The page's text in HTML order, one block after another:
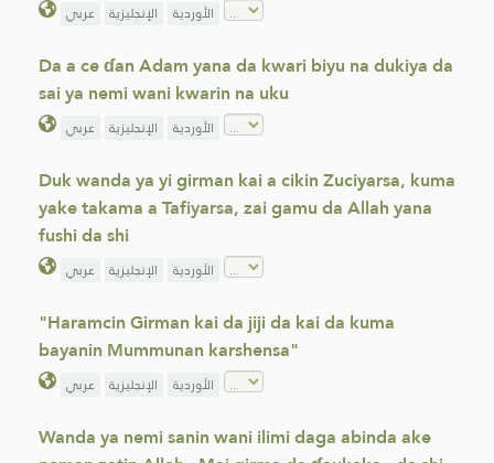
عربي الإنجليزية الأوردية
Da a ce ɗan Adam yana da kwari biyu na dukiya da
sai ya nemi wani kwarin na uku
عربي الإنجليزية الأوردية
Duk wanda ya yi girman kai a cikin Zuciyarsa, kuma
yake takama a Tafiyarsa, zai gamu da Allah yana
fushi da shi
عربي الإنجليزية الأوردية
"Haramcin Girman kai da jiji da kai da kuma
bayanin Mummunan karshensa"
عربي الإنجليزية الأوردية
‌Wanda ya nemi sanin wani ilimi daga abinda ake